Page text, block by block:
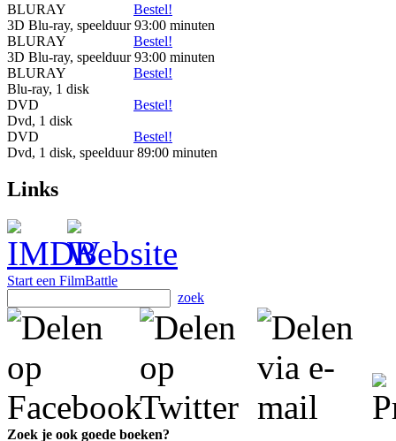
BLURAY
Bestel!
3D Blu-ray, speelduur 93:00 minuten
BLURAY
Bestel!
3D Blu-ray, speelduur 93:00 minuten
BLURAY
Bestel!
Blu-ray, 1 disk
DVD
Bestel!
Dvd, 1 disk
DVD
Bestel!
Dvd, 1 disk, speelduur 89:00 minuten
Links
Start een FilmBattle
zoek
Zoek je ook goede boeken?